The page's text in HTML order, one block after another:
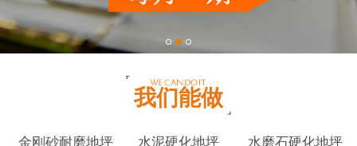
我们能做
金刚砂耐磨地坪 水泥硬化地坪
水磨石硬化地坪